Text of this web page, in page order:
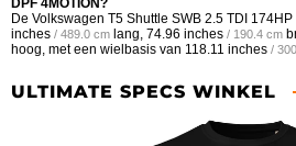
DPF 4MOTION?
De Volkswagen T5 Shuttle SWB 2.5 TDI
inches / 489.0 cm lang, 74.96 inches / 190.4 cm
hoog, met een wielbasis van 118.11 inches /
ULTIMATE SPECS WINKEL